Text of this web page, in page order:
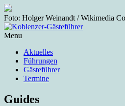
Foto: Holger Weinandt / Wikimedia
Menu
Aktuelles
Führungen
Gästeführer
Termine
Guides